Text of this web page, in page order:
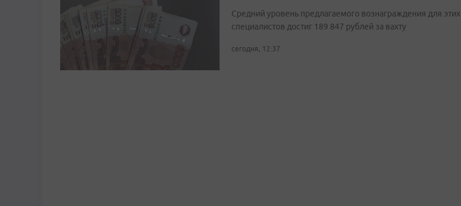
Средний уровень предлагаемого вознаграждения для этих
специалистов достиг 189 847 рублей за вахту
сегодня, 12:37